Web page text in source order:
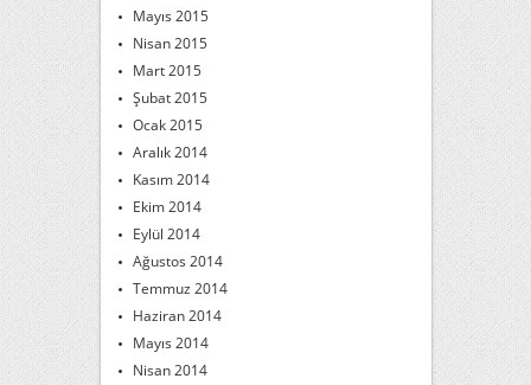
Mayıs 2015
Nisan 2015
Mart 2015
Şubat 2015
Ocak 2015
Aralık 2014
Kasım 2014
Ekim 2014
Eylül 2014
Ağustos 2014
Temmuz 2014
Haziran 2014
Mayıs 2014
Nisan 2014